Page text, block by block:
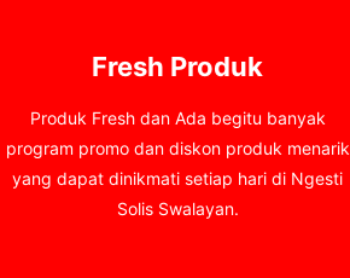
Fresh Produk
Produk Fresh dan Ada begitu banyak
program promo dan diskon produk menarik
yang dapat dinikmati setiap hari di Ngesti
Solis Swalayan.